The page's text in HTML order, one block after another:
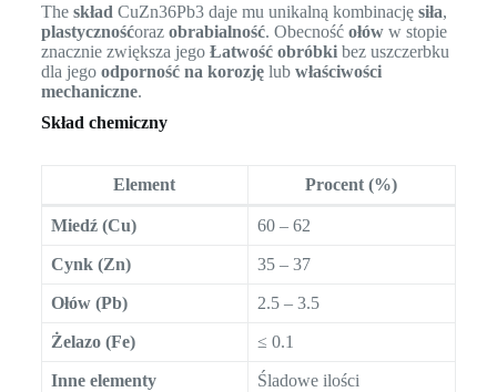
The skład CuZn36Pb3 daje mu unikalną kombinację siła,
plastycznośćoraz obrabialność. Obecność ołóww stopie
znacznie zwiększa jego Łatwość obróbkibez uszczerbku
dla jego odporność na korozjęlub właściwości
mechaniczne.
Skład chemiczny
Element Procent (%)
Miedź (Cu) 60 – 62
Cynk (Zn) 35 – 37
Ołów (Pb) 2.5 – 3.5
Żelazo (Fe) ≤ 0.1
Inne elementy Śladowe ilości